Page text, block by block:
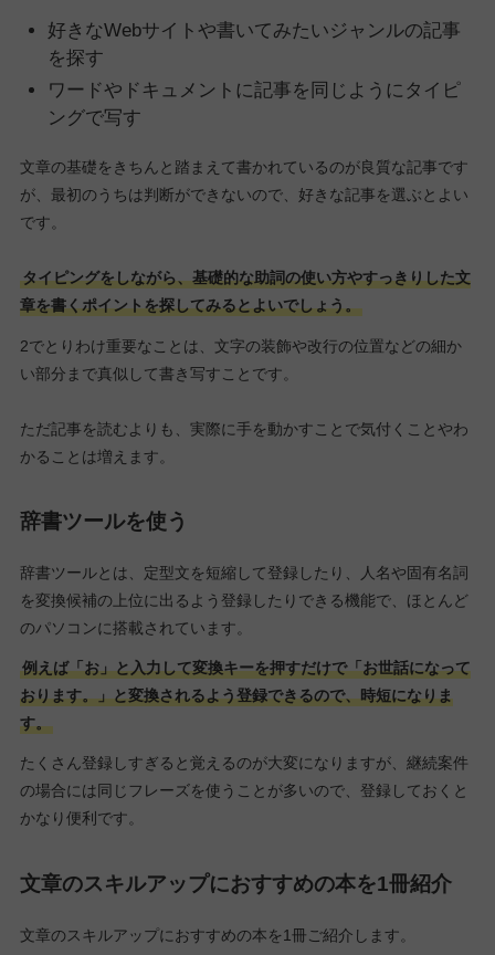
好きなWebサイトや書いてみたいジャンルの記事
を探す
ワードやドキュメントに記事を同じようにタイピ
ングで写す
文章の基礎をきちんと踏まえて書かれているのが良質な記事です
が、最初のうちは判断ができないので、好きな記事を選ぶとよい
です。
タイピングをしながら、基礎的な助詞の使い方やすっきりした文
章を書くポイントを探してみるとよいでしょう。
2でとりわけ重要なことは、文字の装飾や改行の位置などの細か
い部分まで真似して書き写すことです。
ただ記事を読むよりも、実際に手を動かすことで気付くことやわ
かることは増えます。
辞書ツールを使う
辞書ツールとは、定型文を短縮して登録したり、人名や固有名詞
を変換候補の上位に出るよう登録したりできる機能で、ほとんど
のパソコンに搭載されています。
例えば「お」と入力して変換キーを押すだけで「お世話になって
おります。」と変換されるよう登録できるので、時短になりま
す。
たくさん登録しすぎると覚えるのが大変になりますが、継続案件
の場合には同じフレーズを使うことが多いので、登録しておくと
かなり便利です。
文章のスキルアップにおすすめの本を1冊紹介
文章のスキルアップにおすすめの本を1冊ご紹介します。